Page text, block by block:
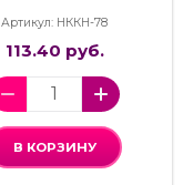
Артикул: НККН-78
113.40 руб.
В КОРЗИНУ